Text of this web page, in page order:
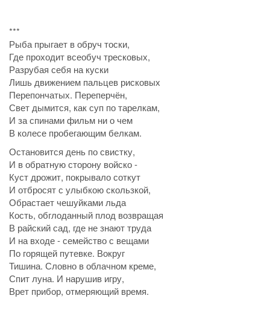
***
Рыба прыгает в обруч тоски,
Где проходит всеобуч тресковых,
Разрубая себя на куски
Лишь движением пальцев рисковых
Перепончатых. Переперчён,
Свет дымится, как суп по тарелкам,
И за спинами фильм ни о чем
В колесе пробегающим белкам.
Остановится день по свистку,
И в обратную сторону войско -
Куст дрожит, покрывало соткут
И отбросят с улыбкою скользкой,
Обрастает чешуйками льда
Кость, обглоданный плод возвращая
В райский сад, где не знают труда
И на входе - семейство с вещами
По горящей путевке. Вокруг
Тишина. Словно в облачном креме,
Спит луна. И нарушив игру,
Врет прибор, отмеряющий время.